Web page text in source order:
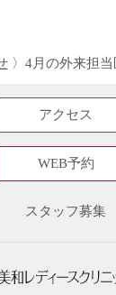
4月の外来担
アクセス
WEB予約
スタッフ募集